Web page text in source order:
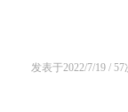
发表于2022/7/19 /